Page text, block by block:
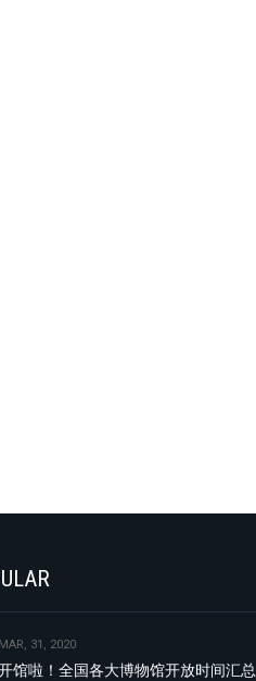
MAR, 31, 2020
馆啦！全国各大博物馆开放时间汇总